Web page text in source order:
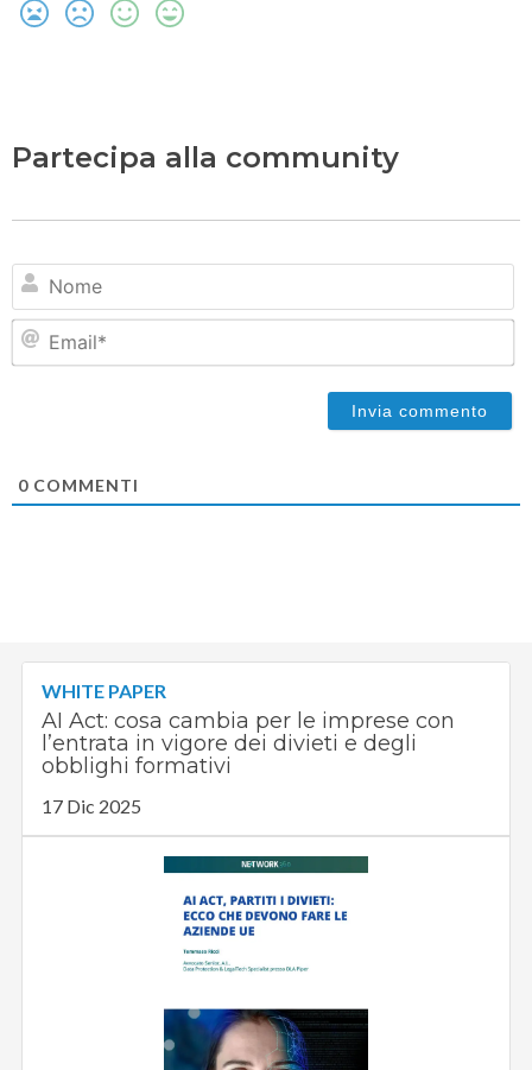
Partecipa alla community
0 COMMENTI
WHITE PAPER
AI Act: cosa cambia per le imprese con
l’entrata in vigore dei divieti e degli
obblighi formativi
17 Dic 2025